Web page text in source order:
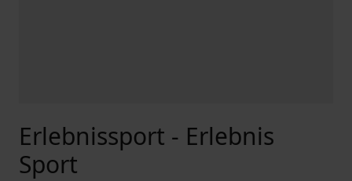
Erlebnissport - Erlebnis
Sport